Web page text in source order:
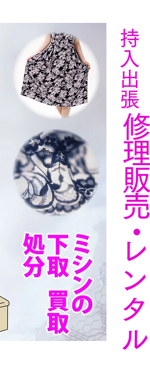
​持入出張
理
販
売
・
レンタル